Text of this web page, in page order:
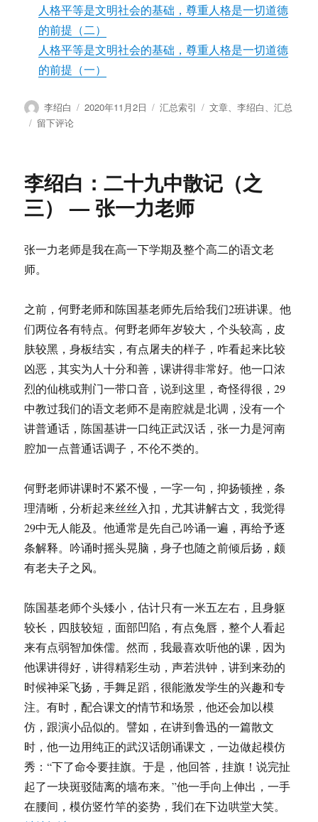
人格平等是文明社会的基础，尊重人格是一切道德
的前提（二）
人格平等是文明社会的基础，尊重人格是一切道德
的前提（一）
作
者
李绍白
发
2020年11月2日
分
汇总索引
标
文章、李绍白、汇总
于
我
的
个
汇
留下评论
李绍白：二十九中散记（之
三） — 张一力老师
张一力老师是我在高一下学期及整个高二的语文老
师。
之前，何野老师和陈国基老师先后给我们2班讲课。他
们两位各有特点。何野老师年岁较大，个头较高，皮
肤较黑，身板结实，有点屠夫的样子，咋看起来比较
凶恶，其实为人十分和善，课讲得非常好。他一口浓
烈的仙桃或荆门一带口音，说到这里，奇怪得很，29
中教过我们的语文老师不是南腔就是北调，没有一个
讲普通话，陈国基讲一口纯正武汉话，张一力是河南
腔加一点普通话调子，不伦不类的。
何野老师讲课时不紧不慢，一字一句，抑扬顿挫，条
理清晰，分析起来丝丝入扣，尤其讲解古文，我觉得
29中无人能及。他通常是先自己吟诵一遍，再给予逐
条解释。吟诵时摇头晃脑，身子也随之前倾后扬，颇
有老夫子之风。
陈国基老师个头矮小，估计只有一米五左右，且身躯
较长，四肢较短，面部凹陷，有点兔唇，整个人看起
来有点弱智加侏儒。然而，我最喜欢听他的课，因为
他课讲得好，讲得精彩生动，声若洪钟，讲到来劲的
时候神采飞扬，手舞足蹈，很能激发学生的兴趣和专
注。有时，配合课文的情节和场景，他还会加以模
仿，跟演小品似的。譬如，在讲到鲁迅的一篇散文
时，他一边用纯正的武汉话朗诵课文，一边做起模仿
秀：“下了命令要挂旗。于是，他回答，挂旗！说完扯
起了一块斑驳陆离的墙布来。”他一手向上伸出，一手
在腰间，模仿竖竹竿的姿势，我们在下边哄堂大笑。